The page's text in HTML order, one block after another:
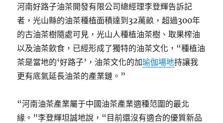
河南好路子油茶開發有限公司總經理李登輝告訴記
者，光山縣的油茶種植面積達到32萬畝，超過300年
的古油茶樹隨處可見，光山人種植油茶樹、取果榨油
以及油茶飲食，已經形成了獨特的油茶文化，“種植油
茶是當地的‘好路子’，油茶文化的加瑜伽場地持讓我
更有底氣延長油茶的產業鏈。”
“河南油茶產業屬于中國油茶產業適種范圍的最北
緣。”李登輝坦誠地說，“目前還沒有適合的優質新品